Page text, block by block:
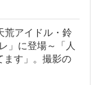
荒アイドル・鈴
」に登場～「人
ます」。撮影の